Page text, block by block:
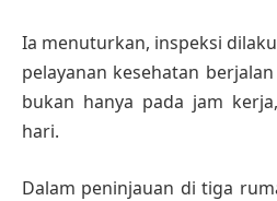
Ia menuturkan, inspeksi
pelayanan kesehatan
bukan hanya pada jam
hari.
Dalam peninjauan di tiga